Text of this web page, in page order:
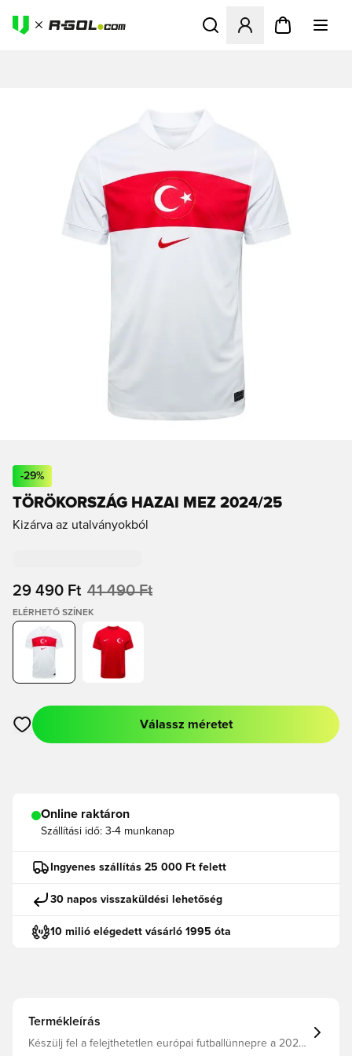
Megnyit egy modált a
-29%
TÖRÖKORSZÁG HAZAI MEZ 2024/25
Kizárva az utalványokból
29 490 Ft 41 490 Ft
ELÉRHETŐ SZÍNEK
Megnyit egy modált a bejelentkezéshez vagy a tagként való
Válassz méretet
Online raktáron
Szállítási idő: 3-4 munkanap
Ingyenes szállítás 25 000 Ft felett
30 napos visszaküldési lehetőség
10 milió elégedett vásárló 1995 óta
Termékleírás
Készülj fel a felejthetetlen európai futballünnepre a 2024-